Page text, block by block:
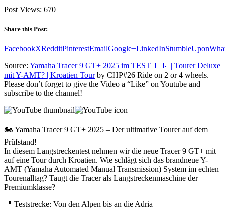
Post Views: 670
Share this Post:
FacebookXRedditPinterestEmailGoogle+LinkedInStumbleUpon
Source: Yamaha Tracer 9 GT+ 2025 im TEST 🇭🇷 | Tourer Deluxe
mit Y-AMT? | Kroatien Tourby CHP#26 Ride on 2 or 4 wheels.
Please don’t forget to give the Video a “Like” on Youtube and
subscribe to the channel!
🏍️ Yamaha Tracer 9 GT+ 2025 – Der ultimative Tourer auf dem
Prüfstand!
In diesem Langstreckentest nehmen wir die neue Tracer 9 GT+ mit
auf eine Tour durch Kroatien. Wie schlägt sich das brandneue Y-
AMT (Yamaha Automated Manual Transmission) System im echten
Tourenalltag? Taugt die Tracer als Langstreckenmaschine der
Premiumklasse?
📍 Teststrecke: Von den Alpen bis an die Adria